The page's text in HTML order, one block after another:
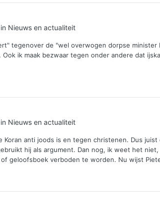
in Nieuws en actualiteit
tegenover de "wel overwogen dorpse minister
ik maak bezwaar tegen onder andere dat
in Nieuws en actualiteit
anti joods is en tegen christenen. Dus
hij als argument. Dan nog, ik weet het
geloofsboek verboden te worden. Nu wijst